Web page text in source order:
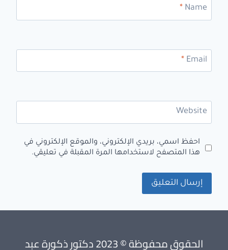
Name
*
Email
*
Website
احفظ اسمي، بريدي الإلكتروني، والموقع الإلكتروني في
هذا المتصفح لاستخدامها المرة المقبلة في تعليقي.
الحقوق محفوظة © 2023 دكتور ذكورة عبد